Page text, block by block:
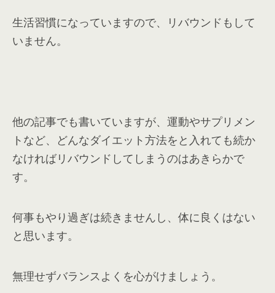
生活習慣になっていますので、リバウンドもして
いません。
他の記事でも書いていますが、運動やサプリメン
トなど、どんなダイエット方法をと入れても続か
なければリバウンドしてしまうのはあきらかで
す。
何事もやり過ぎは続きませんし、体に良くはない
と思います。
無理せずバランスよくを心がけましょう。